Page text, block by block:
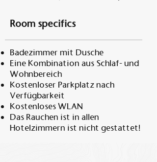
Room specifics
Badezimmer mit Dusche
Eine Kombination aus Schlaf- und
Wohnbereich
Kostenloser Parkplatz nach
Verfügbarkeit
Kostenloses WLAN
Das Rauchen ist in allen
Hotelzimmern ist nicht gestattet!